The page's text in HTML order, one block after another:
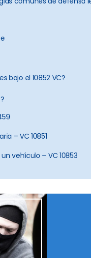
bajo el 10852 VC?
– VC 10851
vehículo – VC 10853